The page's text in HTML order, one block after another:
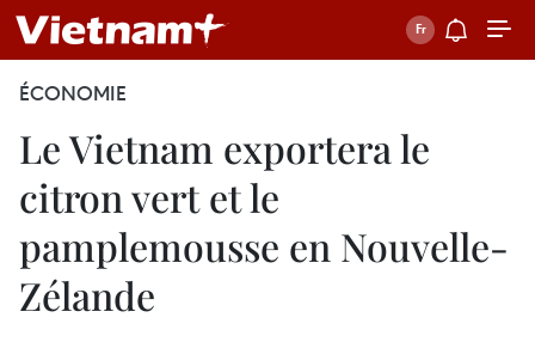
ÉCONOMIE
Le Vietnam exportera le
citron vert et le
pamplemousse en Nouvelle-
Zélande